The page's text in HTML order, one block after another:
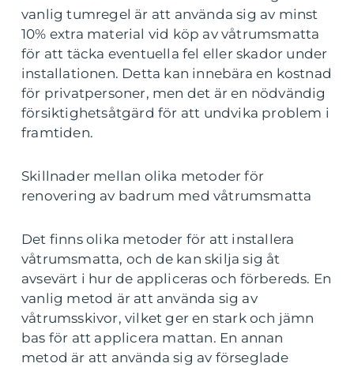
vanlig tumregel är att använda sig av minst
10% extra material vid köp av våtrumsmatta
för att täcka eventuella fel eller skador under
installationen. Detta kan innebära en kostnad
för privatpersoner, men det är en nödvändig
försiktighetsåtgärd för att undvika problem i
framtiden.
Skillnader mellan olika metoder för
renovering av badrum med våtrumsmatta
Det finns olika metoder för att installera
våtrumsmatta, och de kan skilja sig åt
avsevärt i hur de appliceras och förbereds. En
vanlig metod är att använda sig av
våtrumsskivor, vilket ger en stark och jämn
bas för att applicera mattan. En annan
metod är att använda sig av förseglade